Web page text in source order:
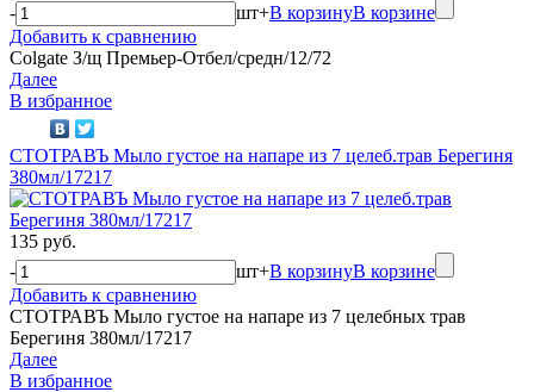
-
шт+В корзинуВ корзине
Добавить к сравнению
Colgate З/щ Премьер-Отбел/средн/12/72
Далее
В избранное
СТОТРАВЪ Мыло густое на напаре из 7 целеб.трав Берегиня
380мл/17217
135 руб.
-
шт+В корзинуВ корзине
Добавить к сравнению
СТОТРАВЪ Мыло густое на напаре из 7 целебных трав
Берегиня 380мл/17217
Далее
В избранное